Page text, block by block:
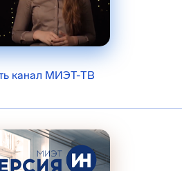
канал МИЭТ-ТВ